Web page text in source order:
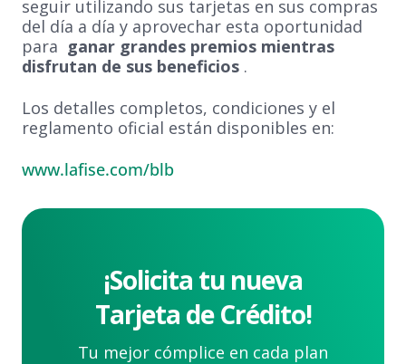
seguir utilizando sus tarjetas en sus compras
del día a día y aprovechar esta oportunidad
para ganar grandes premios mientras
disfrutan de sus beneficios .
Los detalles completos, condiciones y el
reglamento oficial están disponibles en:
www.lafise.com/blb
¡Solicita tu nueva
Tarjeta de Crédito!
Tu mejor cómplice en cada plan